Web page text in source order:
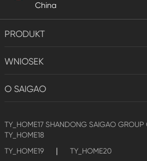
China
PRODUKT
WNIOSEK
O SAIGAO
TY_HOME17 SHANDONG SAIGAO GROUP
TY_HOME18
TY_HOME19
| TY_HOME20